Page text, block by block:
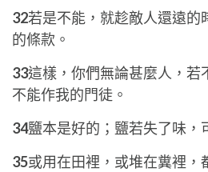
32若是不能，就趁敵人還遠的
的條款。
33這樣，你們無論甚麼人，若
不能作我的門徒。
34鹽本是好的；鹽若失了味，
35或用在田裡，或堆在糞裡，